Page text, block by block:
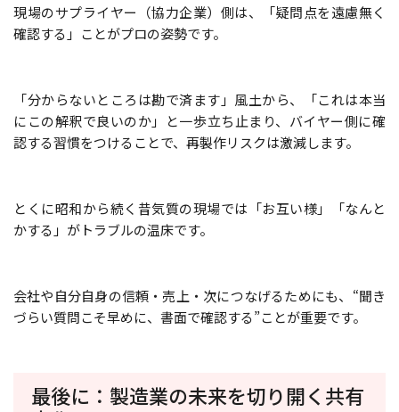
現場のサプライヤー（協力企業）側は、「疑問点を遠慮無く
確認する」ことがプロの姿勢です。
「分からないところは勘で済ます」風土から、「これは本当
にこの解釈で良いのか」と一歩立ち止まり、バイヤー側に確
認する習慣をつけることで、再製作リスクは激減します。
とくに昭和から続く昔気質の現場では「お互い様」「なんと
かする」がトラブルの温床です。
会社や自分自身の信頼・売上・次につなげるためにも、“聞き
づらい質問こそ早めに、書面で確認する”ことが重要です。
最後に：製造業の未来を切り開く共有